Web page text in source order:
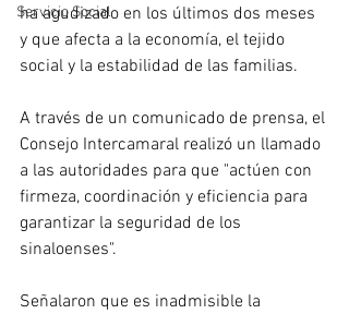
Servicio Social
ha agudizado en los últimos dos meses
y que afecta a la economía, el tejido
social y la estabilidad de las familias.
A través de un comunicado de prensa, el
Consejo Intercamaral realizó un llamado
a las autoridades para que "actúen con
firmeza, coordinación y eficiencia para
garantizar la seguridad de los
sinaloenses".
Señalaron que es inadmisible la